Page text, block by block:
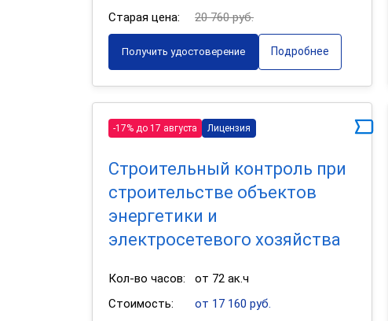
Старая цена:
20 760 руб.
Получить удостоверение Подробнее
-17% до 17 августа Лицензия
Строительный контроль при
строительстве объектов
энергетики и
электросетевого хозяйства
Кол-во часов:
от 72 ак.ч
Стоимость:
от 17 160 руб.